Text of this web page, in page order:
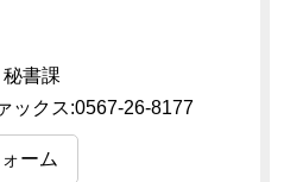
書課
ックス:0567-26-8177
ーム